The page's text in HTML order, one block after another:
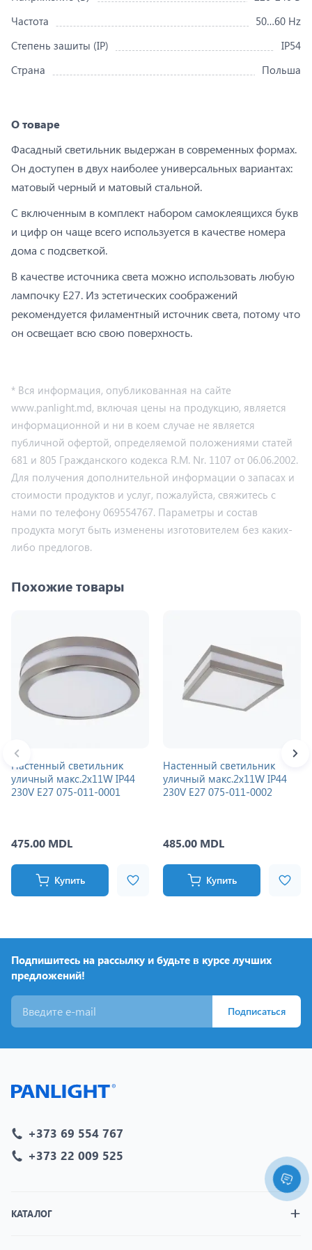
Частота
50…60 Hz
Степень зашиты (IP)
IP54
Страна
Польша
О товаре
Фасадный светильник выдержан в современных формах.
Он доступен в двух наиболее универсальных вариантах:
матовый черный и матовый стальной.
С включенным в комплект набором самоклеящихся букв
и цифр он чаще всего используется в качестве номера
дома с подсветкой.
В качестве источника света можно использовать любую
лампочку E27. Из эстетических соображений
рекомендуется филаментный источник света, потому что
он освещает всю свою поверхность.
* Вся информация, опубликованная на сайте
www.panlight.md, включая цены на продукцию, является
информационной и ни в коем случае не является
публичной офертой, определяемой положениями статей
681 и 805 Гражданского кодекса R.M. Nr. 1107 от 06.06.2002.
Для получения дополнительной информации о запасах и
стоимости продуктов и услуг, пожалуйста, свяжитесь с
нами по телефону 069554767. Параметры и состав
продукта могут быть изменены изготовителем без каких-
либо предлогов.
Похожие товары
Настенный светильник
уличный макс.2x11W IP44
230V E27 075-011-0001
475.00 MDL
Купить
Настенный светильник
уличный макс.2x11W IP44
230V E27 075-011-0002
485.00 MDL
Купить
Подпишитесь на рассылку и будьте в курсе лучших
предложений!
Подписаться
+373 69 554 767
+373 22 009 525
КАТАЛОГ